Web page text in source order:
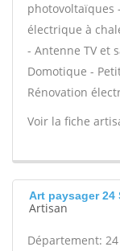
photovoltaïques
électrique à
- Antenne TV et
Domotique -
Rénovation
Voir la fiche
Art paysager 24
Artisan
Département: 24